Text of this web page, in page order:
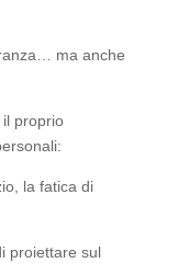
ma anche
proprio
la fatica di
proiettare sul